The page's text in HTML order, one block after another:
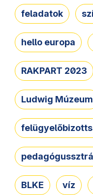
feladatok
hello europa
RAKPART 2023
Ludwig Múzeum
BLKE víz